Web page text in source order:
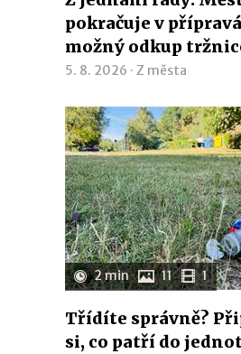
pokračuje v
možný odkup
5. 8. 2026 · Z města
2 min 11 1
Třídíte správně?
si, co patří do